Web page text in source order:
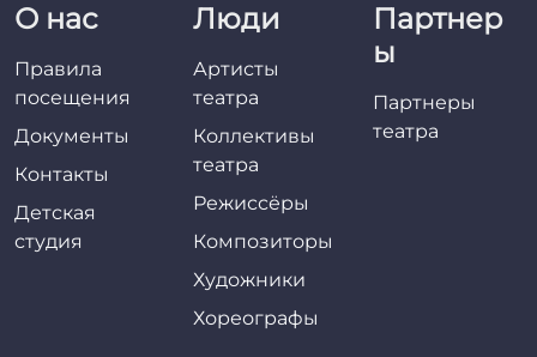
О нас
Правила
посещения
Документы
Контакты
Детская
студия
Люди
Артисты
театра
Коллективы
театра
Режиссёры
Композиторы
Художники
Хореографы
Партнер
ы
Партнеры
театра